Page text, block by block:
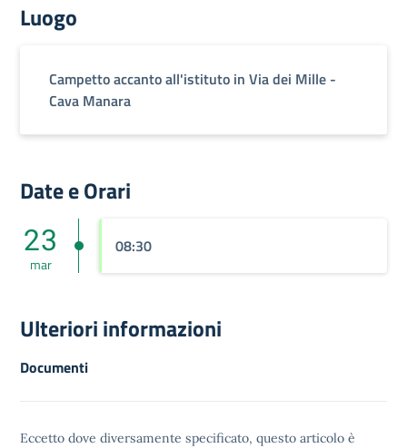
Luogo
Campetto accanto all'istituto in Via dei Mille -
Cava Manara
Date e Orari
23
mar
08:30
Ulteriori informazioni
Documenti
Eccetto dove diversamente specificato, questo articolo è